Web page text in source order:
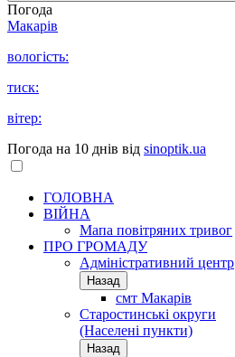
Погода
Макарів
вологість:
тиск:
вітер:
Погода на 10 днів від sinoptik.ua
ГОЛОВНА
ВІЙНА
Мапа повітряних тривог
ПРО ГРОМАДУ
Aдміністративний центр
Назад
смт Макарів
Старостинські округи
(Населені пункти)
Назад